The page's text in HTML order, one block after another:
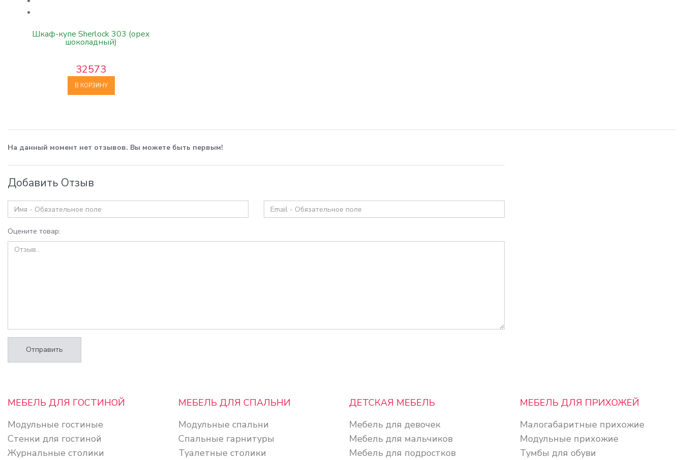
Шкаф-купе Sherlock 303 (орех
шоколадный)
32573
В КОРЗИНУ
На данный момент нет отзывов. Вы можете быть первым!
Добавить Отзыв
Оцените товар:
Отправить
МЕБЕЛЬ ДЛЯ ГОСТИНОЙ
Модульные гостиные
Стенки для гостиной
Журнальные столики
МЕБЕЛЬ ДЛЯ СПАЛЬНИ
Модульные спальни
Спальные гарнитуры
Туалетные столики
ДЕТСКАЯ МЕБЕЛЬ
Мебель для девочек
Мебель для мальчиков
Мебель для подростков
МЕБЕЛЬ ДЛЯ ПРИХОЖЕЙ
Малогабаритные прихожие
Модульные прихожие
Тумбы для обуви